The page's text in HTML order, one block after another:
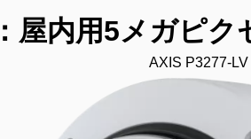
屋内用5メガピク
AXIS P3277-LV